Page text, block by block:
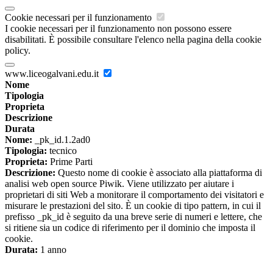
Cookie necessari per il funzionamento
I cookie necessari per il funzionamento non possono essere
disabilitati. È possibile consultare l'elenco nella pagina della cookie
policy.
www.liceogalvani.edu.it
Nome
Tipologia
Proprieta
Descrizione
Durata
Nome: _pk_id.1.2ad0
Tipologia: tecnico
Proprieta: Prime Parti
Descrizione: Questo nome di cookie è associato alla piattaforma di
analisi web open source Piwik. Viene utilizzato per aiutare i
proprietari di siti Web a monitorare il comportamento dei visitatori e
misurare le prestazioni del sito. È un cookie di tipo pattern, in cui il
prefisso _pk_id è seguito da una breve serie di numeri e lettere, che
si ritiene sia un codice di riferimento per il dominio che imposta il
cookie.
Durata: 1 anno